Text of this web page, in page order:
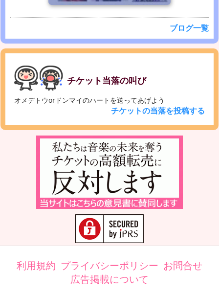
ブログ一覧
チケット当落の叫び
オメデトウorドンマイのハートを送ってあげよう
チケットの当落を投稿する
利用規約 プライバシーポリシー お問合せ
広告掲載について